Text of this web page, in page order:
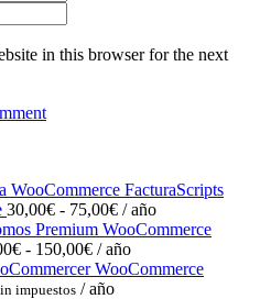
in this browser for the next
FacturaScripts
30,00€ - 75,00€Rango
de
precios:
desde
/ año
WooCommerce
€ - 150,00€Rango
de
precios:
/ año
WooCommerce
impuestos / año